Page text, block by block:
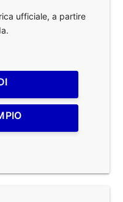
ufficiale, a partire